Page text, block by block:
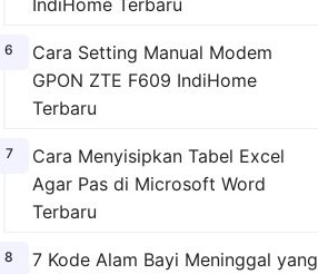
IndiHome Terbaru
Cara Setting Manual Modem
GPON ZTE F609 IndiHome
Terbaru
Cara Menyisipkan Tabel Excel
Agar Pas di Microsoft Word
Terbaru
7 Kode Alam Bayi Meninggal yang